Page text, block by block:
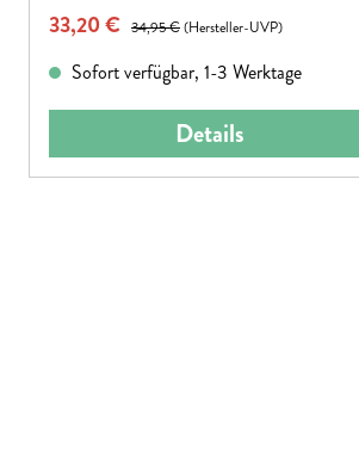
Verkaufspreis:
33,20 € Regulärer Preis:
34,95 €(Hersteller-UVP)
Sofort verfügbar, 1-3 Werktage
Details